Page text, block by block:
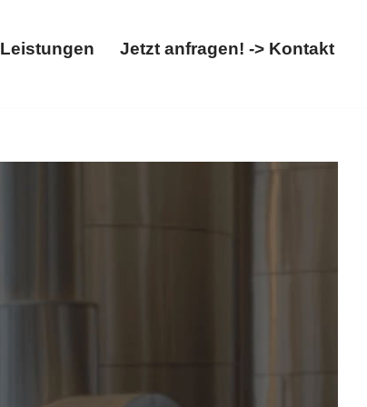
Leistungen Jetzt anfragen! -> Kontakt